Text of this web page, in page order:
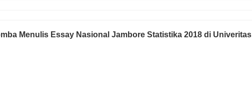
Menulis Essay Nasional Jambore Statistika 2018 di Univeritas